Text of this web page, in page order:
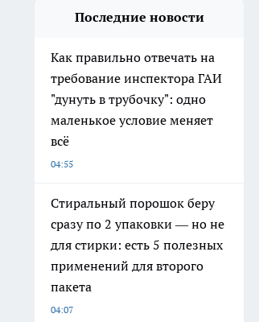
Последние новости
Как правильно отвечать на
требование инспектора ГАИ
"дунуть в трубочку": одно
маленькое условие меняет
всё
04:55
Стиральный порошок беру
сразу по 2 упаковки — но не
для стирки: есть 5 полезных
применений для второго
пакета
04:07